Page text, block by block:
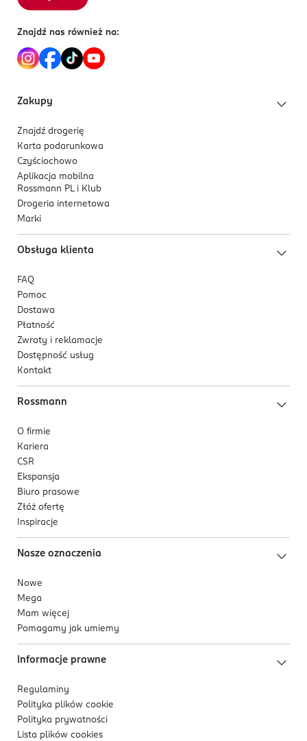
Znajdź nas również na:
Zakupy
Znajdź drogerię
Karta podarunkowa
Czyściochowo
Aplikacja mobilna
Rossmann PL i Klub
Drogeria internetowa
Marki
Obsługa klienta
FAQ
Pomoc
Dostawa
Płatność
Zwroty i reklamacje
Dostępność usług
Kontakt
Rossmann
O firmie
Kariera
CSR
Ekspansja
Biuro prasowe
Złóż ofertę
Inspiracje
Nasze oznaczenia
Nowe
Mega
Mam więcej
Pomagamy jak umiemy
Informacje prawne
Regulaminy
Polityka plików cookie
Polityka prywatności
Lista plików cookies